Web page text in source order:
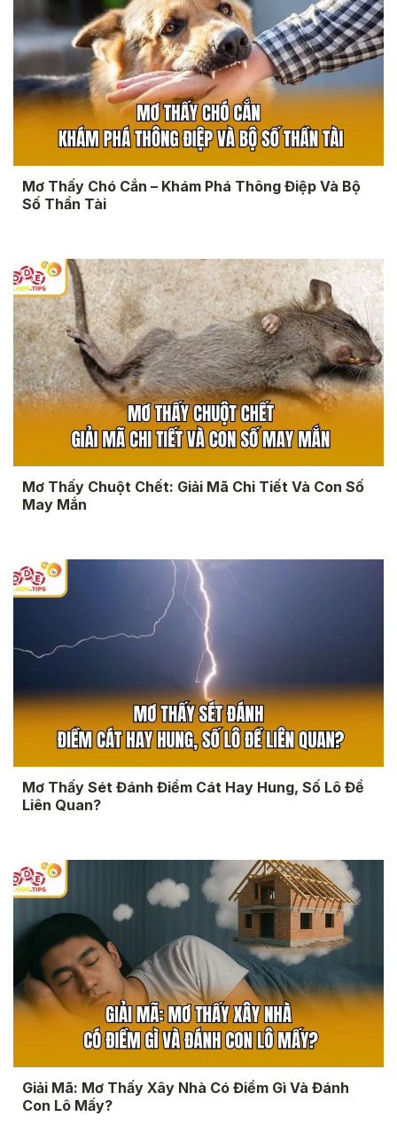
Mơ Thấy Chó Cắn – Khám Phá Thông Điệp Và Bộ
Số Thần Tài
Mơ Thấy Chuột Chết: Giải Mã Chi Tiết Và Con Số
May Mắn
Mơ Thấy Sét Đánh Điềm Cát Hay Hung, Số Lô Đề
Liên Quan?
Giải Mã: Mơ Thấy Xây Nhà Có Điềm Gì Và Đánh
Con Lô Mấy?